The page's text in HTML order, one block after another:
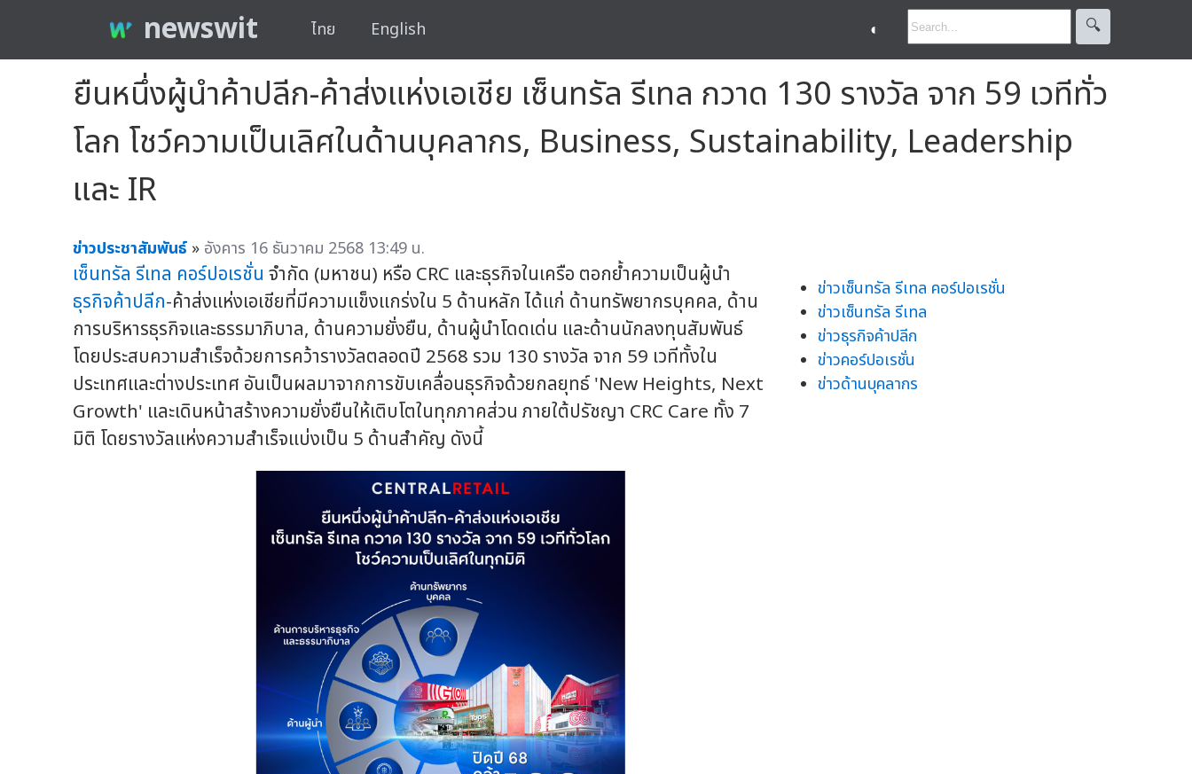
newswit ไทย English ◐ 🔍︎
ยืนหนึ่งผู้นำค้าปลีก-ค้าส่งแห่งเอเชีย เซ็นทรัล รีเทล กวาด 130 รางวัล จาก 59 เวทีทั่ว
โลก โชว์ความเป็นเลิศในด้านบุคลากร, Business, Sustainability, Leadership
และ IR
ข่าวประชาสัมพันธ์ » อังคาร 16 ธันวาคม 2568 13:49 น.
เซ็นทรัล รีเทล คอร์ปอเรชั่น จำกัด (มหาชน) หรือ CRC และธุรกิจในเครือ ตอกย้ำความเป็นผู้นำ
ธุรกิจค้าปลีก-ค้าส่งแห่งเอเชียที่มีความแข็งแกร่งใน 5 ด้านหลัก ได้แก่ ด้านทรัพยากรบุคคล, ด้าน
การบริหารธุรกิจและธรรมาภิบาล, ด้านความยั่งยืน, ด้านผู้นำโดดเด่น และด้านนักลงทุนสัมพันธ์
โดยประสบความสำเร็จด้วยการคว้ารางวัลตลอดปี 2568 รวม 130 รางวัล จาก 59 เวทีทั้งใน
ประเทศและต่างประเทศ อันเป็นผลมาจากการขับเคลื่อนธุรกิจด้วยกลยุทธ์ 'New Heights, Next
Growth' และเดินหน้าสร้างความยั่งยืนให้เติบโตในทุกภาคส่วน ภายใต้ปรัชญา CRC Care ทั้ง 7
มิติ โดยรางวัลแห่งความสำเร็จแบ่งเป็น 5 ด้านสำคัญ ดังนี้
ข่าวเซ็นทรัล รีเทล คอร์ปอเรชั่น
ข่าวเซ็นทรัล รีเทล
ข่าวธุรกิจค้าปลีก
ข่าวคอร์ปอเรชั่น
ข่าวด้านบุคลากร